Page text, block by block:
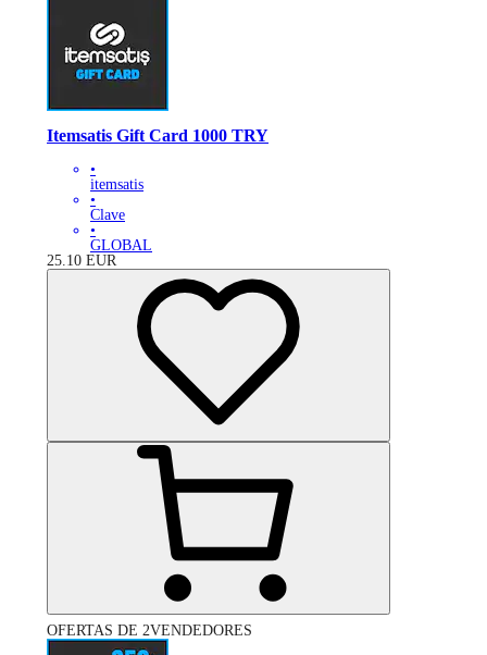
Itemsatis Gift Card 1000 TRY
•
itemsatis
•
Clave
•
GLOBAL
25.10 EUR
OFERTAS DE 2VENDEDORES